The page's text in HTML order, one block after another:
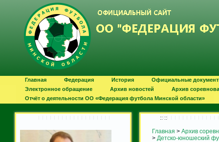
Главная Федерация История
Официальные
Электронное обращение
Архив новостей
Архив
Отчёт о деятельности ОО «Федерация футбола Минской области»
:: ::
Главная > Архив
> Детско-юношеский